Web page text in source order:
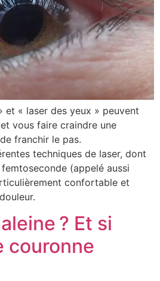
et « laser des yeux » peuvent
vous faire craindre une
franchir le pas.
techniques de laser, dont
(appelé aussi
confortable et
? Et si
couronne